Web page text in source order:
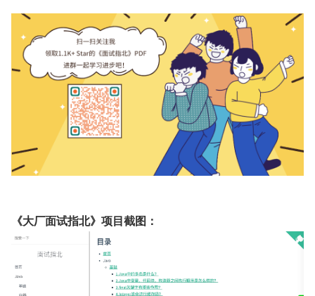
《大厂面试指北》项目截图：